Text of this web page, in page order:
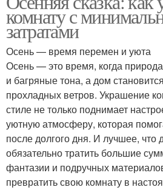
комнату с
затратами
Осень — время перемен и уюта
Осень — это время, когда
и багряные тона, а дом
прохладных ветров. Украшение
стиле не только поднимает
уютную атмосферу, которая
после долгого дня. И лучшее, что
обязательно тратить большие
фантазии и подручных
превратить свою комнату в